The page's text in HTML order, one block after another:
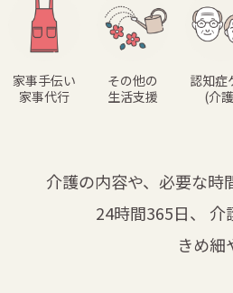
家事手伝い
家事代行
その他の
生活支援
認知症
(介
介護の内容や、必要な時
24時間365日、
介
きめ細